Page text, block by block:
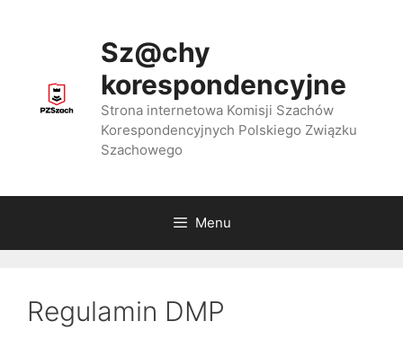
Sz@chy
korespondencyjne
Strona internetowa Komisji Szachów
Korespondencyjnych Polskiego Związku
Szachowego
Menu
Regulamin DMP